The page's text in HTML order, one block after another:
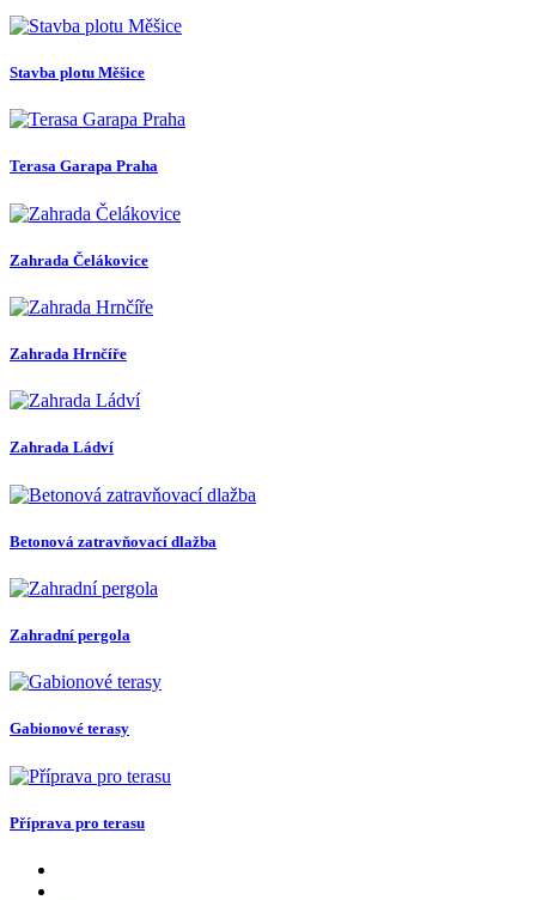
Stavba plotu Měšice
Terasa Garapa Praha
Zahrada Čelákovice
Zahrada Hrnčíře
Zahrada Ládví
Betonová zatravňovací dlažba
Zahradní pergola
Gabionové terasy
Příprava pro terasu